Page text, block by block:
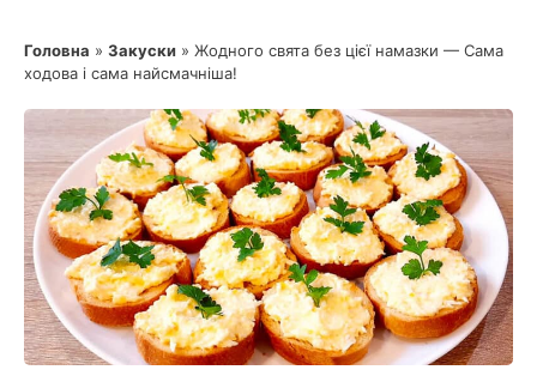
Головна » Закуски » Жодного свята без цієї намазки — Сама
ходова і сама найсмачніша!